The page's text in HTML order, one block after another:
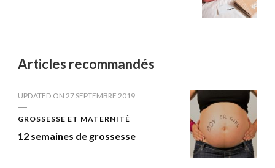
Articles recommandés
UPDATED ON 27 SEPTEMBRE 2019
GROSSESSE ET MATERNITÉ
12 semaines de grossesse